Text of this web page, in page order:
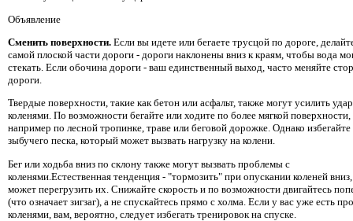
Объявление
Сменить поверхности. Если вы идете или бегаете трусцой по дороге,
самой плоской части дороги - дороги наклонены вниз к краям, чтобы вода
стекать. Если обочина дороги - ваш единственный выход, часто меняйте
дороги.
Твердые поверхности, такие как бетон или асфальт, также могут усилить
коленями. По возможности бегайте или ходите по более мягкой поверхности,
например по лесной тропинке, траве или беговой дорожке. Однако избегайте
зыбучего песка, который может вызвать нагрузку на колени.
Бег или ходьба вниз по склону также могут вызвать проблемы с
коленями.Естественная тенденция - "тормозить" при опускании коленей
может перегрузить их. Снижайте скорость и по возможности двигайтесь
(что означает зигзаг), а не спускайтесь прямо с холма. Если у вас уже есть
коленями, вам, вероятно, следует избегать тренировок на спуске.